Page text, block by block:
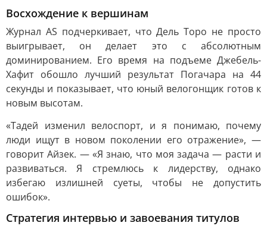
Восхождение к вершинам
Журнал AS подчеркивает, что Дель Торо не просто
выигрывает, он делает это с абсолютным
доминированием. Его время на подъеме Джебель-
Хафит обошло лучший результат Погачара на 44
секунды и показывает, что юный велогонщик готов к
новым высотам.
«Тадей изменил велоспорт, и я понимаю, почему
люди ищут в новом поколении его отражение», —
говорит Айзек. — «Я знаю, что моя задача — расти и
развиваться. Я стремлюсь к лидерству, однако
избегаю излишней суеты, чтобы не допустить
ошибок».
Стратегия интервью и завоевания титулов